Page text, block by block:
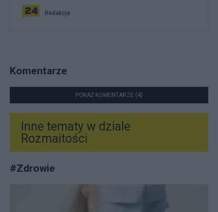
Redakcja
Komentarze
POKAŻ KOMENTARZE (4)
Inne tematy w dziale
Rozmaitości
#Zdrowie